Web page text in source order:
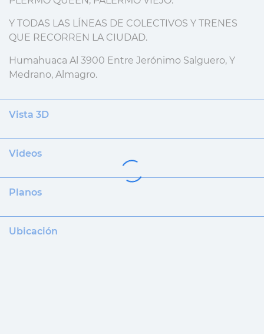
Y TODAS LAS LÍNEAS DE COLECTIVOS Y TRENES
QUE RECORREN LA CIUDAD.
Humahuaca Al 3900 Entre Jerónimo Salguero, Y
Medrano, Almagro.
Vista 3D
Videos
Planos
Ubicación